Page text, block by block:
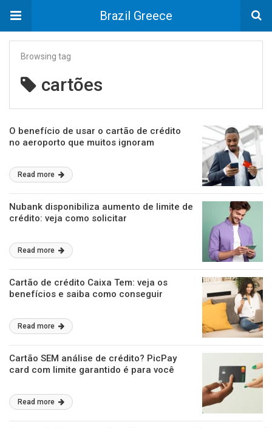
Brazil Greece
Browsing tag
cartões
O benefício de usar o cartão de crédito
no aeroporto que muitos ignoram
Read more
Nubank disponibiliza aumento de limite de
crédito: veja como solicitar
Read more
Cartão de crédito Caixa Tem: veja os
benefícios e saiba como conseguir
Read more
Cartão SEM análise de crédito? PicPay
card com limite garantido é para você
Read more